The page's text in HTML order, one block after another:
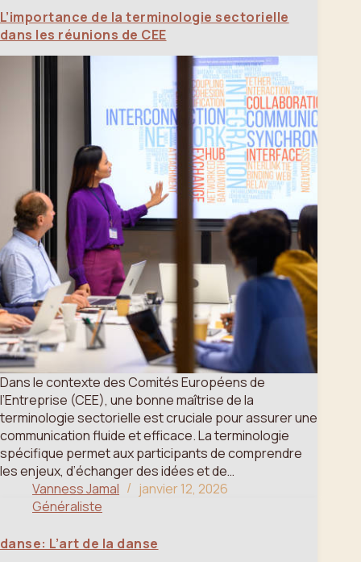
L’importance de la terminologie sectorielle
dans les réunions de CEE
Dans le contexte des Comités Européens de
l’Entreprise (CEE), une bonne maîtrise de la
terminologie sectorielle est cruciale pour assurer une
communication fluide et efficace. La terminologie
spécifique permet aux participants de comprendre
les enjeux, d’échanger des idées et de…
Vanness Jamal
janvier 12, 2026
Généraliste
danse: L’art de la danse